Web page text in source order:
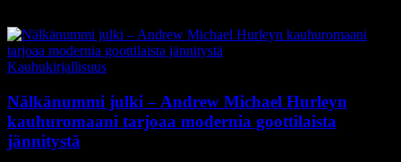
Kauhukirjallisuus
Nälkänummi julki – Andrew Michael Hurleyn
kauhuromaani tarjoaa modernia goottilaista
jännitystä